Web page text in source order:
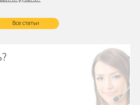
Все статьи